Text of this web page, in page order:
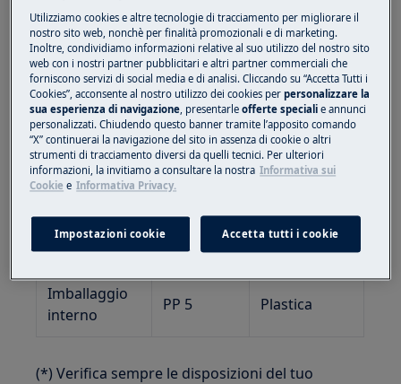
Tipologia di
imballaggio
Codice
Materiale
(da
Decisione
97/129/CE)
Indicazioni
per la
Raccolta (*)
Imballo
esterno
prodotto (**)
PAP 20 Carta
Imballo
esterno
PAP 21 Carta
Imballaggio
interno
PP 5 Plastica
(*) Verifica sempre le disposizioni del tuo
Utilizziamo cookies e altre tecnologie di tracciamento per migliorare il
nostro sito web, nonchè per finalità promozionali e di marketing.
Inoltre, condividiamo informazioni relative al suo utilizzo del nostro sito
web con i nostri partner pubblicitari e altri partner commerciali che
forniscono servizi di social media e di analisi. Cliccando su “Accetta Tutti i
Cookies”, acconsente al nostro utilizzo dei cookies perpersonalizzare la
sua esperienza di navigazione, presentarleofferte speciali e annunci
personalizzati. Chiudendo questo banner tramite l’apposito comando
“X” continuerai la navigazione del sito in assenza di cookie o altri
strumenti di tracciamento diversi da quelli tecnici. Per ulteriori
informazioni, la invitiamo a consultare la nostra Informativa sui
Cookie e Informativa Privacy.
Impostazioni cookie Accetta tutti i cookie